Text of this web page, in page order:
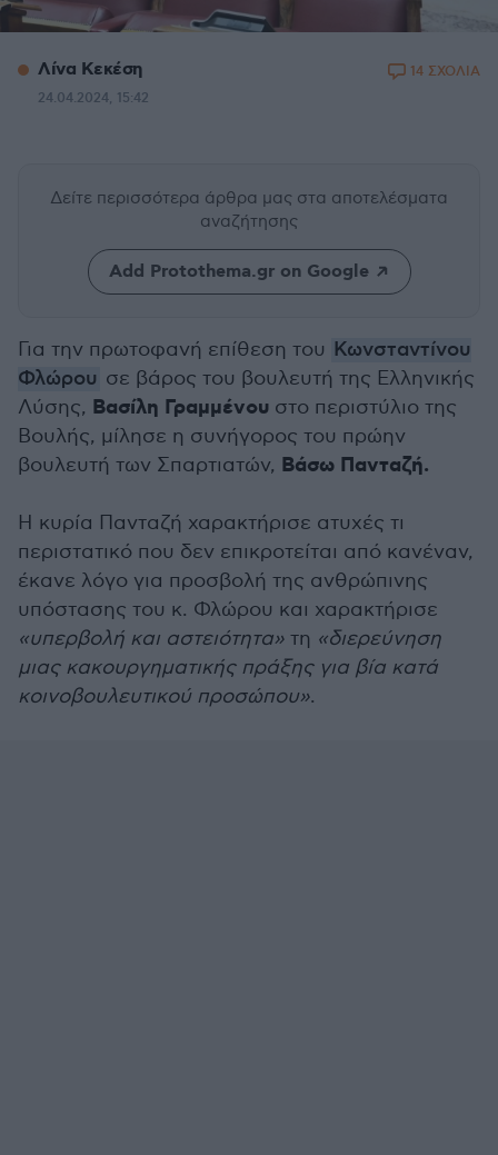
Λίνα Κεκέση
24.04.2024, 15:42
14 ΣΧΟΛΙΑ
Δείτε περισσότερα άρθρα μας στα αποτελέσματα
αναζήτησης
Add Protothema.gr on Google
Για την πρωτοφανή επίθεση του Κωνσταντίνου
Φλώρου σε βάρος του βουλευτή της Ελληνικής
Λύσης, Βασίλη Γραμμένου στο περιστύλιο της
Βουλής, μίλησε η συνήγορος του πρώην
βουλευτή των Σπαρτιατών, Βάσω Πανταζή.
Η κυρία Πανταζή χαρακτήρισε ατυχές τι
περιστατικό που δεν επικροτείται από κανέναν,
έκανε λόγο για προσβολή της ανθρώπινης
υπόστασης του κ. Φλώρου και χαρακτήρισε
«υπερβολή και αστειότητα» τη «διερεύνηση
μιας κακουργηματικής πράξης για βία κατά
κοινοβουλευτικού προσώπου».